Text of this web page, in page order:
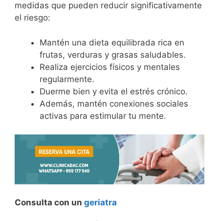
medidas que pueden reducir significativamente
el riesgo:
Mantén una dieta equilibrada rica en
frutas, verduras y grasas saludables.
Realiza ejercicios físicos y mentales
regularmente.
Duerme bien y evita el estrés crónico.
Además, mantén conexiones sociales
activas para estimular tu mente.
Consulta con un geriatra